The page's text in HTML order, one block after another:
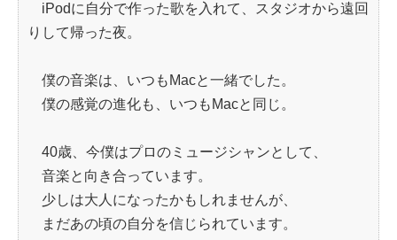
iPodに自分で作った歌を入れて、スタジオから遠回
りして帰った夜。
僕の音楽は、いつもMacと一緒でした。
僕の感覚の進化も、いつもMacと同じ。
40歳、今僕はプロのミュージシャンとして、
音楽と向き合っています。
少しは大人になったかもしれませんが、
まだあの頃の自分を信じられています。